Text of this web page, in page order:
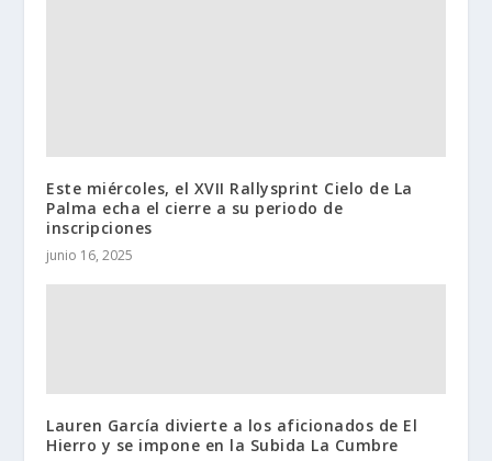
Este miércoles, el XVII Rallysprint Cielo de La
Palma echa el cierre a su periodo de
inscripciones
junio 16, 2025
Lauren García divierte a los aficionados de El
Hierro y se impone en la Subida La Cumbre